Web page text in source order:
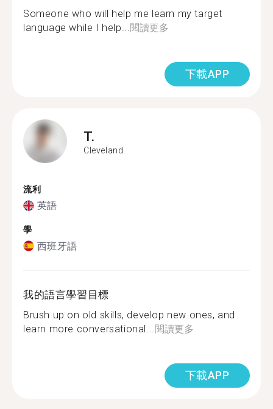
Someone who will help me learn my target
language while I help... 閱讀更多
下載APP
T.
Cleveland
流利
英語
學
西班牙語
我的語言學習目標
Brush up on old skills, develop new ones, and
learn more conversational... 閱讀更多
下載APP